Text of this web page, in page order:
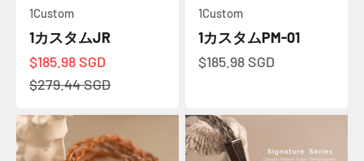
1Custom
1カスタムJR
セール価格
$185.98 SGD
通常価格
$279.44 SGD
1Custom
1カスタムPM-01
セール価格
$185.98 SGD